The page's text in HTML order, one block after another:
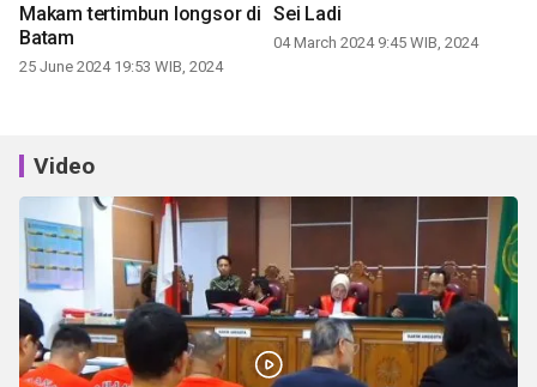
Makam tertimbun longsor di
Batam
25 June 2024 19:53 WIB, 2024
Sei Ladi
04 March 2024 9:45 WIB, 2024
Video